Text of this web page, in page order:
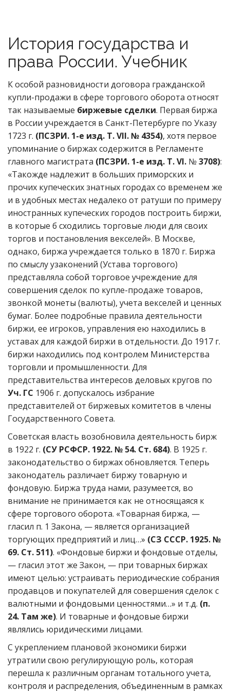
История государства и
права России. Учебник
К особой разновидности договора гражданской
купли-продажи в сфере торгового оборота относят
так называемые биржевые сделки. Первая биржа
в России учреждается в Санкт-Петербурге по Указу
1723 г. (ПСЗРИ. 1-е изд. Т. VII. № 4354), хотя первое
упоминание о биржах содержится в Регламенте
главного магистрата (ПСЗРИ. 1-е изд. Т. VI. №3708):
«Такожде надлежит в больших приморских и
прочих купеческих знатных городах со временем же
и в удобных местах недалеко от ратуши по примеру
иностранных купеческих городов построить биржи,
в которые б сходились торговые люди для своих
торгов и постановления векселей». В Москве,
однако, биржа учреждается только в 1870 г. Биржа
по смыслу узаконений (Устава торгового)
представляла собой торговое учреждение для
совершения сделок по купле-продаже товаров,
звонкой монеты (валюты), учета векселей и ценных
бумаг. Более подробные правила деятельности
биржи, ее игроков, управления ею находились в
уставах для каждой биржи в отдельности. До 1917 г.
биржи находились под контролем Министерства
торговли и промышленности. Для
представительства интересов деловых кругов по
Уч. ГС 1906 г. допускалось избрание
представителей от биржевых комитетов в члены
Государственного Совета.
Советская власть возобновила деятельность бирж
в 1922 г. (СУ РСФСР. 1922. № 54. Ст. 684). В 1925 г.
законодательство о биржах обновляется. Теперь
законодатель различает биржу товарную и
фондовую. Биржа труда нами, разумеется, во
внимание не принимается как не относящаяся к
сфере торгового оборота. «Товарная биржа, —
гласил п. 1 Закона, — является организацией
торгующих предприятий и лиц…» (СЗ СССР. 1925. №
69. Ст. 511). «Фондовые биржи и фондовые отделы,
— гласил этот же Закон, — при товарных биржах
имеют целью: устраивать периодические собрания
продавцов и покупателей для совершения сделок с
валютными и фондовыми ценностями…» и т.д. (п.
24. Там же). И товарные и фондовые биржи
являлись юридическими лицами.
С укреплением плановой экономики биржи
утратили свою регулирующую роль, которая
перешла к различным органам тотального учета,
контроля и распределения, объединенным в рамках